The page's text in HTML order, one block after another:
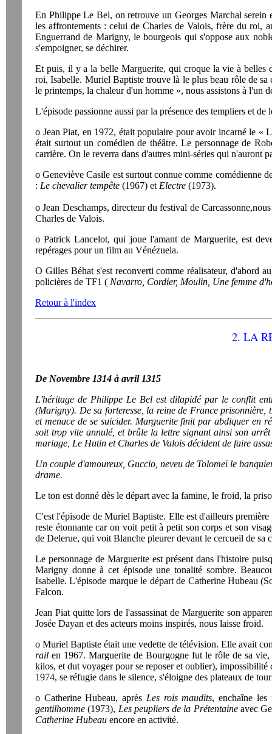
En Philippe Le Bel, on retrouve un Georges Marchal
les affrontements : celui de Charles de Valois, frère du roi,
Enguerrand de Marigny, le bourgeois qui s'oppose aux
s'empoigner, se déchirer.
Et puis, il y a la belle Marguerite, qui croque la vie à belles
roi, Isabelle. Muriel Baptiste trouve là le plus beau rôle de
le printemps, la chaleur d'un homme », nous assistons à l'un
L'épisode passionne aussi par la présence des templiers et
o Jean Piat, en 1972, était populaire pour avoir incarné le «
était surtout un comédien de théâtre. Le personnage de
carrière. On le reverra dans d'autres mini-séries qui n'auront
o Geneviève Casile est surtout connue comme comédienne
: Le chevalier tempête (1967) et Electre (1973).
o Jean Deschamps, directeur du festival de
Charles de Valois.
o Patrick Lancelot, qui joue l'amant de Marguerite, est
repérages pour un film au Vénézuela.
O Gilles Béhat s'est reconverti comme réalisateur, d'abord
policières de TF1 ( Navarro, Cordier, Moulin, Une femme
Retour à l'index
2. LA
De Novembre 1314 à avril 1315
L'héritage de Philippe Le Bel est dilapidé par le conflit
(Marigny). De sa forteresse, la reine de France
et menace de se suicider. Marguerite finit par abdiquer en
soit trop vite annulé, et brûle la lettre signant ainsi son
mariage, Le Hutin et Charles de Valois décident de faire
Un couple d'amoureux, Guccio, neveu de Tolomeï le
drame.
Le ton est donné dès le départ avec la famine, le froid, la
C'est l'épisode de Muriel Baptiste. Elle est d'ailleurs
reste étonnante car on voit petit à petit son corps et son
de Delerue, qui voit Blanche pleurer devant le cercueil de sa
Le personnage de Marguerite est présent dans l'histoire
Marigny donne à cet épisode une tonalité sombre.
Isabelle. L'épisode marque le départ de Catherine Hubeau
Falcon.
Jean Piat quitte lors de l'assassinat de Marguerite son
Josée Dayan et des acteurs moins inspirés, nous laisse froid.
o Muriel Baptiste était une vedette de télévision. Elle avait
rail en 1967. Marguerite de Bourgogne fut le rôle de sa
kilos, et dut voyager pour se reposer et oublier),
1974, se réfugie dans le silence, s'éloigne des plateaux de
o Catherine Hubeau, après Les rois maudits, enchaîne
gentilhomme(1973), Les peupliers de la Prétentaineavec
Catherine Hubeau encore en activité.